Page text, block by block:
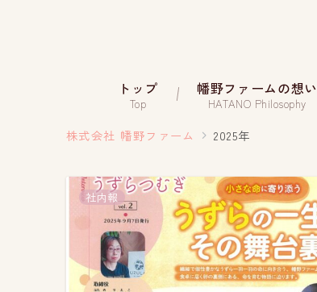
トップ
Top
幡野ファームの想い
HATANO Philosophy
株式会社 幡野ファーム 2025年
社内報